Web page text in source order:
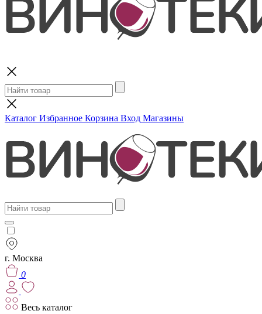
Каталог Избранное Корзина Вход Магазины
г. Москва
0
Весь каталог